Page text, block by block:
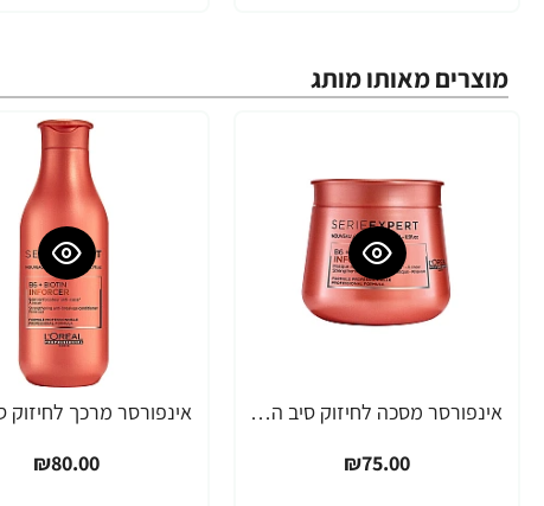
מוצרים מאותו מותג
אינפורסר מסכה לחיזוק סיב השערה SERIE EXPERT ביוטין 250 מ"ל - מבית לוריאל פרופסיונל
₪75.00
₪80.00